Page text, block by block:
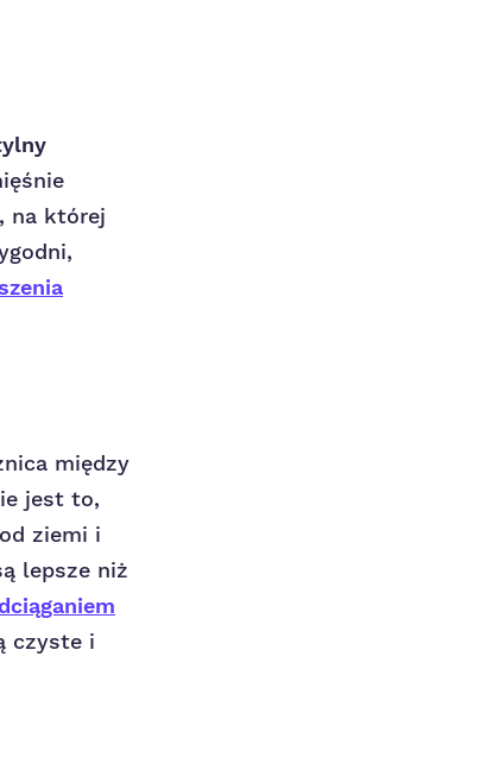
na której
między
jest to,
ziemi i
lepsze niż
czyste i